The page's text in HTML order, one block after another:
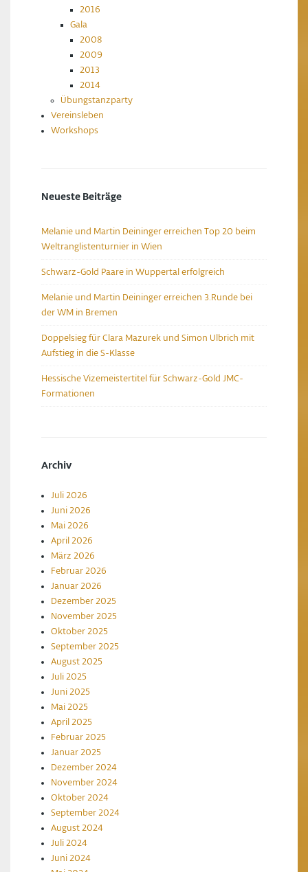
2016
Gala
2008
2009
2013
2014
Übungstanzparty
Vereinsleben
Workshops
Neueste Beiträge
Melanie und Martin Deininger erreichen Top 20 beim
Weltranglistenturnier in Wien
Schwarz-Gold Paare in Wuppertal erfolgreich
Melanie und Martin Deininger erreichen 3.Runde bei
der WM in Bremen
Doppelsieg für Clara Mazurek und Simon Ulbrich mit
Aufstieg in die S-Klasse
Hessische Vizemeistertitel für Schwarz-Gold JMC-
Formationen
Archiv
Juli 2026
Juni 2026
Mai 2026
April 2026
März 2026
Februar 2026
Januar 2026
Dezember 2025
November 2025
Oktober 2025
September 2025
August 2025
Juli 2025
Juni 2025
Mai 2025
April 2025
Februar 2025
Januar 2025
Dezember 2024
November 2024
Oktober 2024
September 2024
August 2024
Juli 2024
Juni 2024